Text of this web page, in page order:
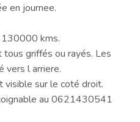
en journee.
kms.
griffés ou rayés. Les
vers l arriere.
visible sur le coté droit.
au 0621430541